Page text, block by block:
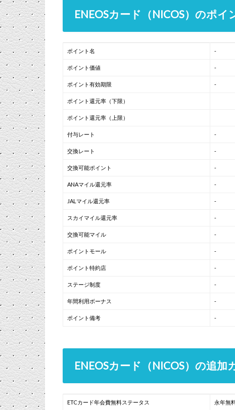
ENEOSカード（NICOS）のポ
ポイント名 -
ポイント価値 -
ポイント有効期限 -
ポイント還元率（下限）
ポイント還元率（上限）
付与レート -
交換レート -
交換可能ポイント -
ANAマイル還元率 -
JALマイル還元率 -
スカイマイル還元率 -
交換可能マイル -
ポイントモール -
ポイント特約店 -
ステージ制度 -
年間利用ボーナス -
ポイント備考 -
ENEOSカード（NICOS）の追加
ETCカード年会費無料ステータス 永年無